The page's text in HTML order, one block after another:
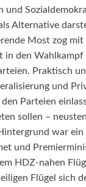
und
Alternative
Most zog
den
Praktisch
und
Parteien
sollen –
war
und
HDZ-nahen
Flügel sich